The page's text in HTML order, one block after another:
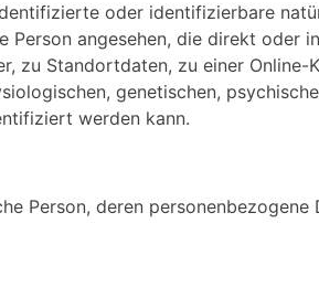
oder identifizierbare
angesehen, die direkt oder
zu Standortdaten, zu einer
genetischen,
werden kann.
Person, deren personenbezogene